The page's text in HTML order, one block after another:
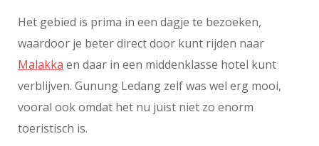
Het gebied is prima in een dagje te bezoeken,
waardoor je beter direct door kunt rijden naar
Malakka en daar in een middenklasse hotel kunt
verblijven. Gunung Ledang zelf was wel erg mooi,
vooral ook omdat het nu juist niet zo enorm
toeristisch is.